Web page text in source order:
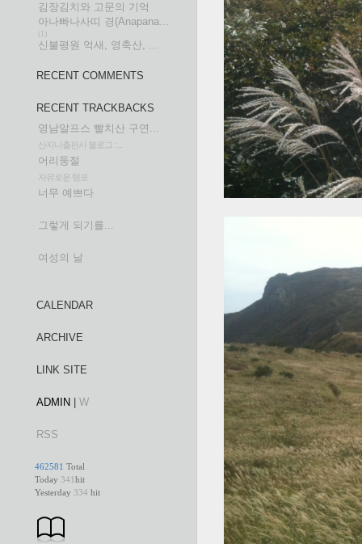
김장김치와 고문의 기억
아나빠나사띠 경(Anapana...
(1)
신불평원 억새, 영축산, ...
RECENT COMMENTS
RECENT TRACKBACKS
영남알프스 빨치산 구연...
산지니출판사 블로그 : ...
어리둥절
자유로운 템포
너무 예쁘다
그렇게 되기를...
여성의 날
CALENDAR
ARCHIVE
LINK SITE
ADMIN W
RSS
462581 Total
Today 341 hit
Yesterday 334 hit